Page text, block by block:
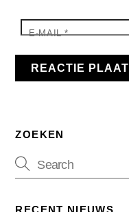
E-MAIL*
ZOEKEN